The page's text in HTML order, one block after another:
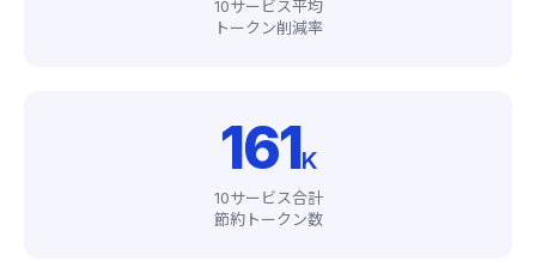
10サービス平均
トークン削減率
161K
10サービス合計
節約トークン数